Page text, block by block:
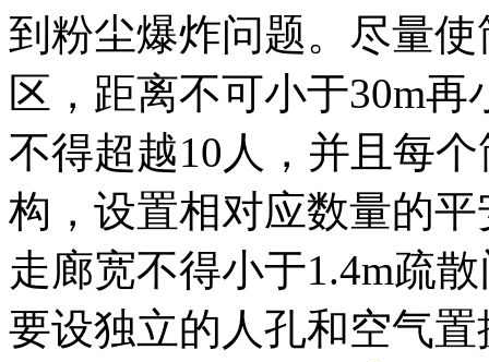
到粉尘爆炸问题。尽量
区，距离不可小于30m
不得超越10人，并且每
构，设置相对应数量的
走廊宽不得小于1.4m疏
要设独立的人孔和空气